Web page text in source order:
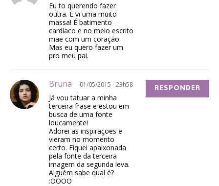
Eu to querendo fazer
outra. E vi uma muito
massa! É batimento
cardíaco e no meio escrito
mae com um coração.
Mas eu quero fazer um
pro meu pai.
Bruna 01/05/2015 - 23h58
Já vou tatuar a minha
terceira frase e estou em
busca de uma fonte
loucamente!
Adorei as inspirações e
vieram no momento
certo. Fiquei apaixonada
pela fonte da terceira
imagem da segunda leva.
Alguém sabe qual é?
:OOOO
RESPONDER